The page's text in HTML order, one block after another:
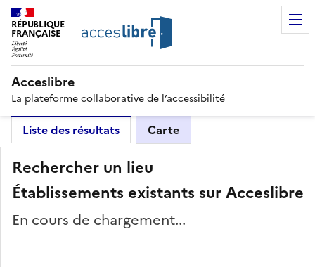
RÉPUBLIQUE
FRANÇAISE
Acceslibre
La plateforme collaborative de l’accessibilité
Liste des résultats Carte
Rechercher un lieu
Établissements existants sur Acceslibre
En cours de chargement...